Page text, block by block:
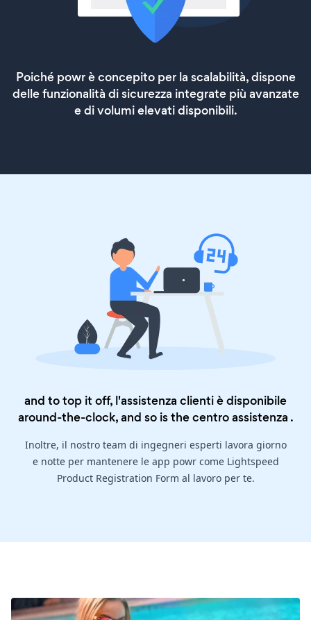
Poiché powr è concepito per la scalabilità, dispone
delle funzionalità di sicurezza integrate più avanzate
e di volumi elevati disponibili.
and to top it off, l'assistenza clienti è disponibile
around-the-clock, and so is thecentro assistenza .
Inoltre, il nostro team di ingegneri esperti lavora giorno
e notte per mantenere le app powr come Lightspeed
Product Registration Form al lavoro per te.